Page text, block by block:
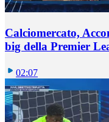
Calciomercato,
big della Premier
02:07